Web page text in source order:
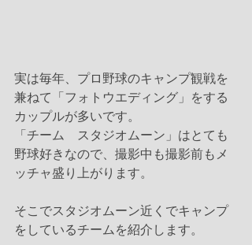
実は毎年、プロ野球のキャンプ観戦を
兼ねて「フォトウエディング」をする
カップルが多いです。
「チーム　スタジオムーン」はとても
野球好きなので、撮影中も撮影前もメ
ッチャ盛り上がります。
そこでスタジオムーン近くでキャンプ
をしているチームを紹介します。